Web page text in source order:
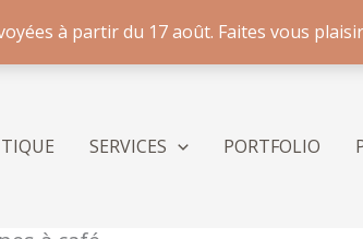
à partir du 17 août. Faites vous
SERVICES PORTFOLIO